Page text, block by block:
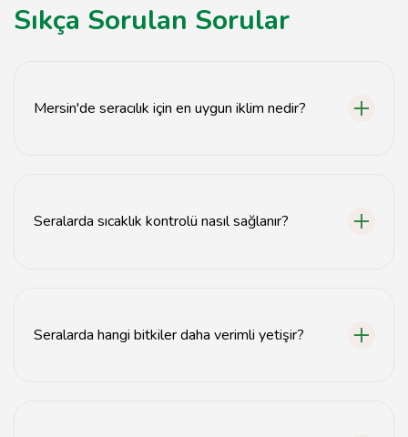
Sıkça Sorulan Sorular
Mersin'de seracılık için en uygun iklim nedir?
Seralarda sıcaklık kontrolü nasıl sağlanır?
Seralarda hangi bitkiler daha verimli yetişir?